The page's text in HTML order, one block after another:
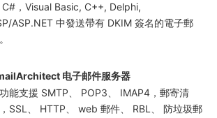
C#，Visual Basic, C++, Delphi,
ASP.NET 中發送帶有 DKIM 簽名的電子郵
电子邮件服务器
能支援 SMTP、 POP3、 IMAP4，郵寄清
SSL、 HTTP、 web 郵件、 RBL、 防垃圾郵